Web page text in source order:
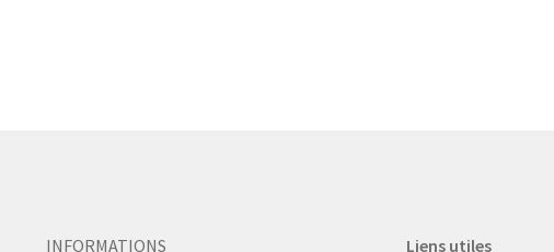
INFORMATIONS Liens utiles